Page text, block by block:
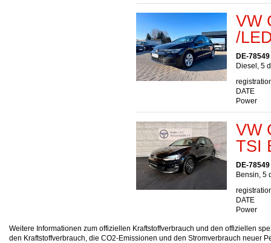
VW
/
DE-
Diesel, 5
DATE
Power
VW
TSI
DE-
Bensin, 5
DATE
Power
Weitere Informationen zum offiziellen Kraftstoffverbrauch und den offiziellen
den Kraftstoffverbrauch, die CO2-Emissionen und den Stromverbrauch neuer